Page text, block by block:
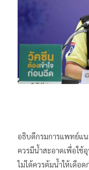
อธิบดีกรมการแพทย์แ
ควรมีน้ำสะอาดเพื่อใช้
ไม่ได้ควรต้มน้ำให้เดือ